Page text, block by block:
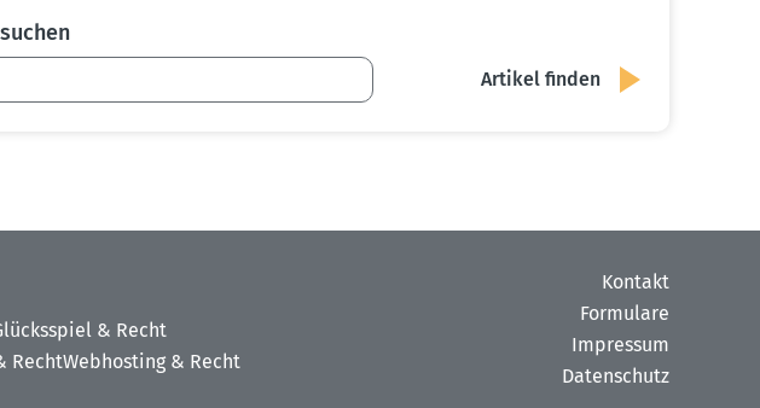
& Recht
RechtWebhosting & Recht
Kontakt
Formulare
Impressum
Datenschutz